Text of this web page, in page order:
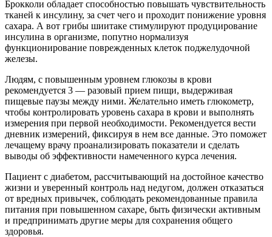
Брокколи обладает способностью повышать чувствительность
тканей к инсулину, за счет чего и проходит понижение уровня
сахара. А вот грибы шиитаке стимулируют продуцирование
инсулина в организме, попутно нормализуя
функционирование поврежденных клеток поджелудочной
железы.
Людям, с повышенным уровнем глюкозы в крови
рекомендуется 3 — разовый прием пищи, выдерживая
пищевые паузы между ними. Желательно иметь глюкометр,
чтобы контролировать уровень сахара в крови и выполнять
измерения при первой необходимости. Рекомендуется вести
дневник измерений, фиксируя в нем все данные. Это поможет
лечащему врачу проанализировать показатели и сделать
выводы об эффективности намеченного курса лечения.
Пациент с диабетом, рассчитывающий на достойное качество
жизни и уверенный контроль над недугом, должен отказаться
от вредных привычек, соблюдать рекомендованные правила
питания при повышенном сахаре, быть физически активным
и предпринимать другие меры для сохранения общего
здоровья.